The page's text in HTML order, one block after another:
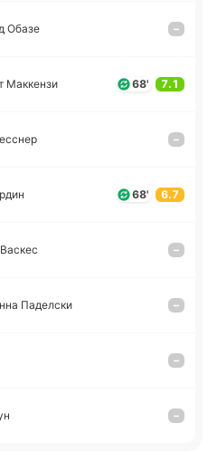
Обазе –
Ма­кке­нзи 68' 7.1
–
68' 6.7
–
Па­де­лски –
–
–